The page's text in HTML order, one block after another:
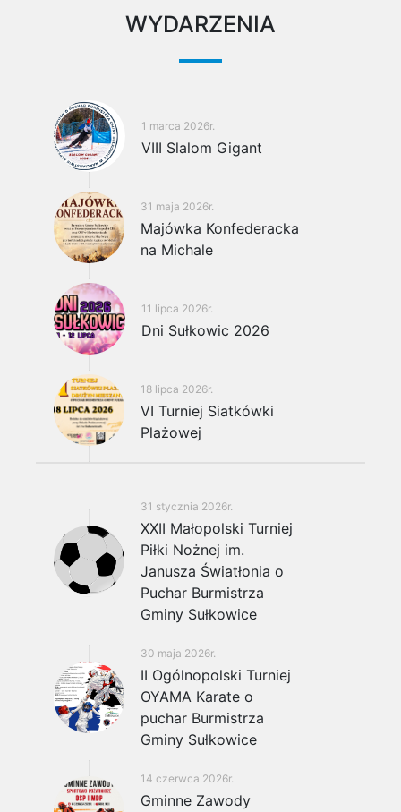
WYDARZENIA
1 marca 2026r.
VIII Slalom Gigant
31 maja 2026r.
Majówka Konfederacka
na Michale
11 lipca 2026r.
Dni Sułkowic 2026
18 lipca 2026r.
VI Turniej Siatkówki
Plażowej
31 stycznia 2026r.
XXII Małopolski Turniej
Piłki Nożnej im.
Janusza Światłonia o
Puchar Burmistrza
Gminy Sułkowice
30 maja 2026r.
II Ogólnopolski Turniej
OYAMA Karate o
puchar Burmistrza
Gminy Sułkowice
14 czerwca 2026r.
Gminne Zawody